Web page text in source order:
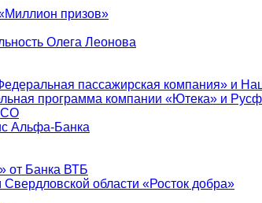
призов»
Олега Леонова
пассажирская компания» и
программа компании «Ютека» и
Альфа-Банка
от Банка ВТБ
области «Росток добра»